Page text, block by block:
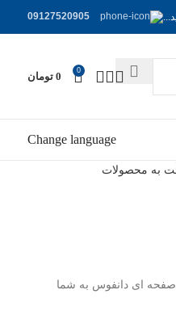
09127520905
0
0 تومان
Change language
به محصولات
ای دانفوس به شما